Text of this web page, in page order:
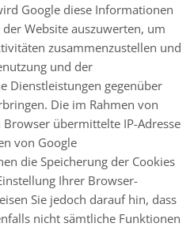
Google diese Informationen
Website auszuwerten, um
zusammenzustellen und
und der
Dienstleistungen gegenüber
Die im Rahmen von
übermittelte IP-Adresse
von Google
die Speicherung der Cookies
Ihrer Browser-
Sie jedoch darauf hin, dass
nicht sämtliche Funktionen